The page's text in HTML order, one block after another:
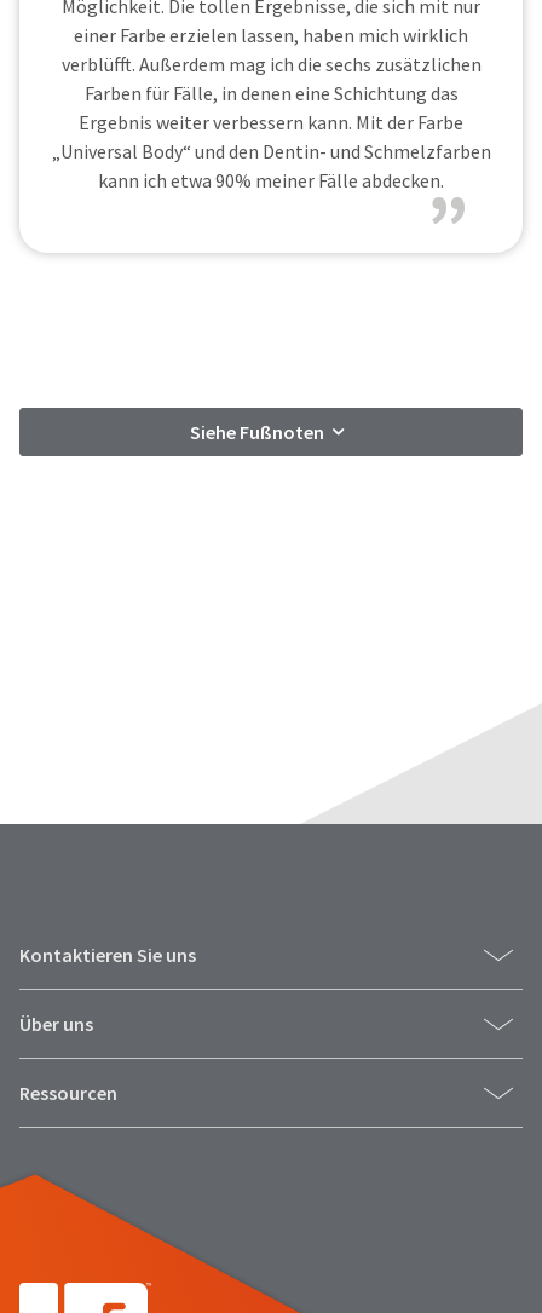
Möglichkeit. Die tollen Ergebnisse, die sich mit nur
einer Farbe erzielen lassen, haben mich wirklich
verblüfft. Außerdem mag ich die sechs zusätzlichen
Farben für Fälle, in denen eine Schichtung das
Ergebnis weiter verbessern kann. Mit der Farbe
„Universal Body“ und den Dentin- und Schmelzfarben
kann ich etwa 90% meiner Fälle abdecken.
Siehe Fußnoten
Kontaktieren Sie uns
Über uns
Ressourcen